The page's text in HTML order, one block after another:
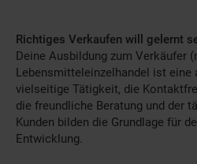
Richtiges Verkaufen will gelernt
Deine Ausbildung zum Verkäufer
Lebensmitteleinzelhandel ist eine
vielseitige Tätigkeit, die
die freundliche Beratung und der
Kunden bilden die Grundlage für
Entwicklung.